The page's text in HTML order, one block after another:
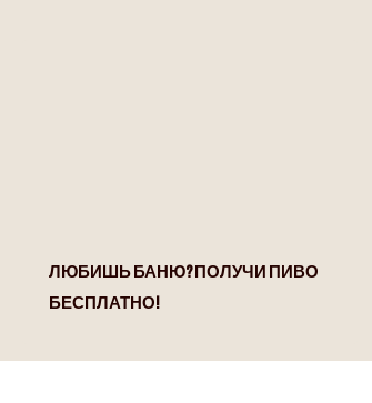
ЛЮБИШЬ БАНЮ? ПОЛУЧИ ПИВО
БЕСПЛАТНО!